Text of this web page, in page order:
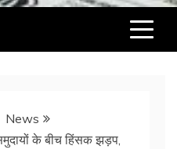
News
के बीच हिंसक झड़प,